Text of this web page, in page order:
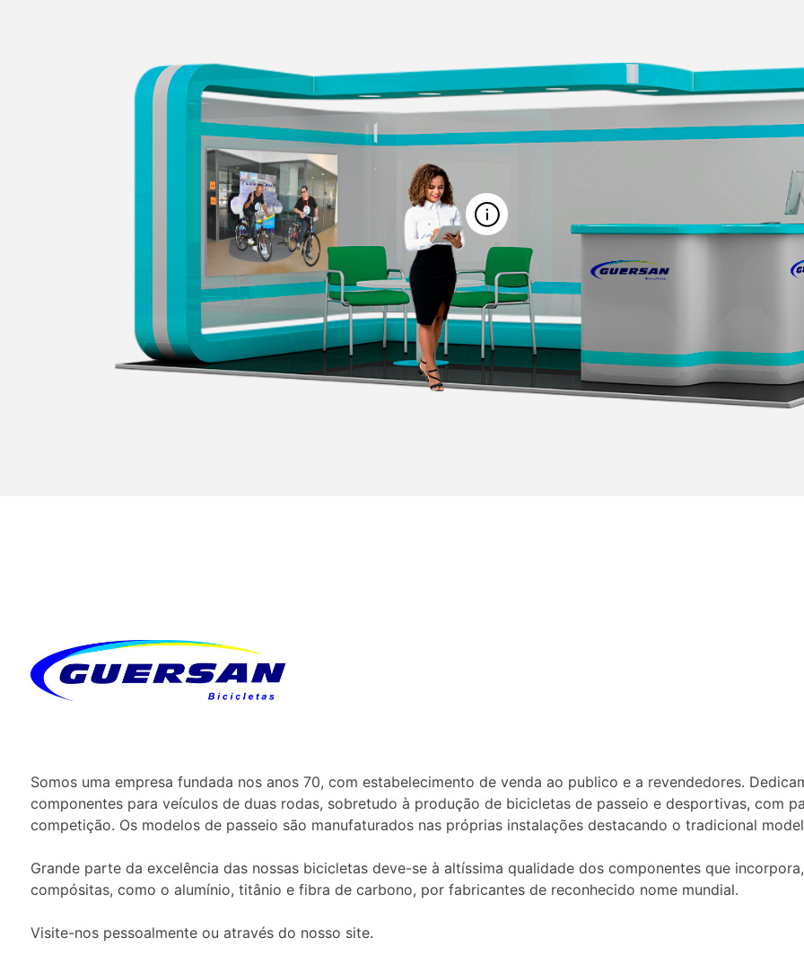
Somos uma empresa fundada nos anos 70, com estabelecimento de venda ao publico e a revendedores.
componentes para veículos de duas rodas, sobretudo à produção de bicicletas de passeio e desportivas, com
competição. Os modelos de passeio são manufaturados nas próprias instalações destacando o tradicional
Grande parte da excelência das nossas bicicletas deve-se à altíssima qualidade dos componentes que
compósitas, como o alumínio, titânio e fibra de carbono, por fabricantes de reconhecido nome mundial.
Visite-nos pessoalmente ou através do nosso site.